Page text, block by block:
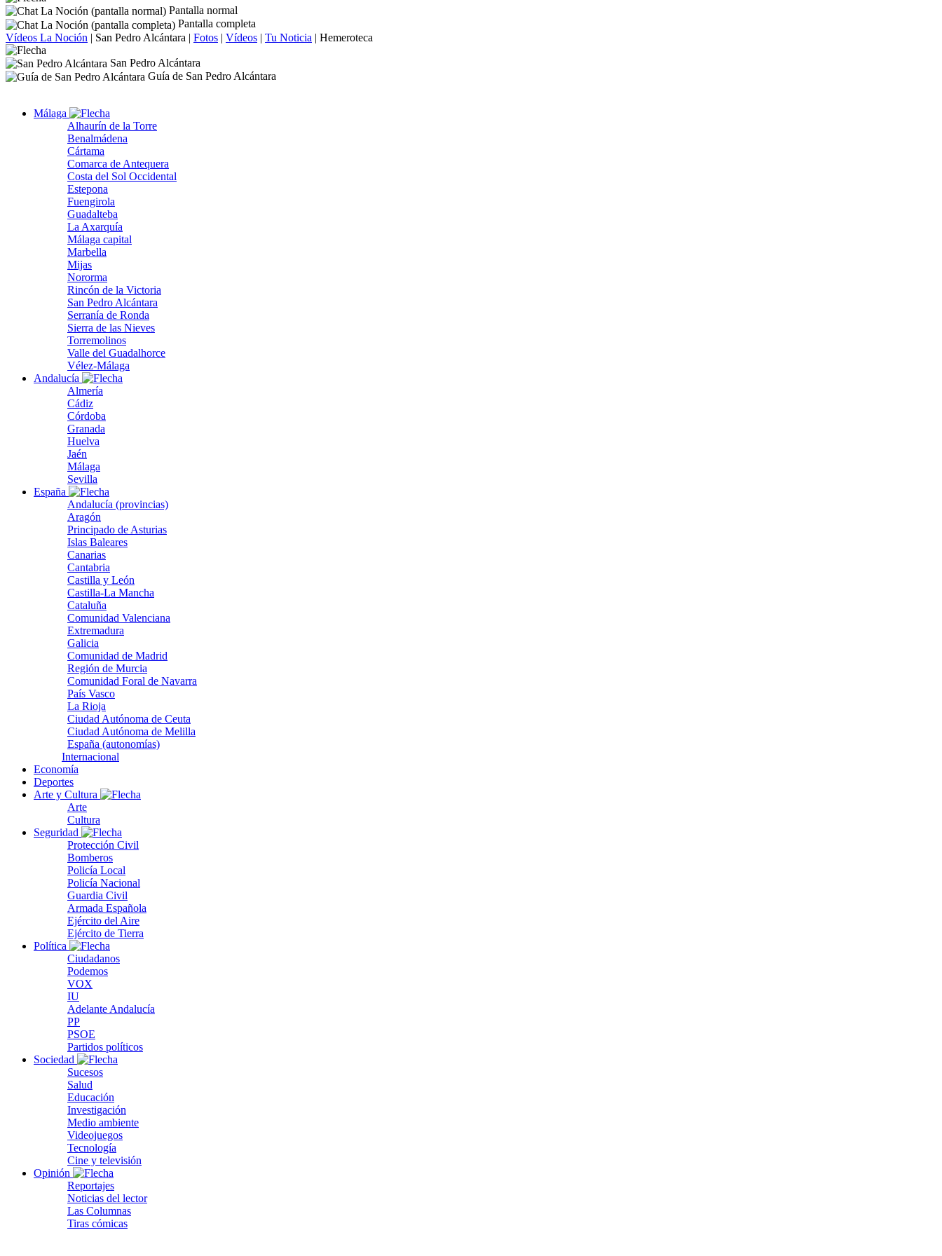
Pantalla normal
Pantalla completa
Vídeos La Noción | San Pedro Alcántara | Fotos | Vídeos | Tu Noticia | Hemeroteca
San Pedro Alcántara
Guía de San Pedro Alcántara
Málaga
Alhaurín de la Torre
Benalmádena
Cártama
Comarca de Antequera
Costa del Sol Occidental
Estepona
Fuengirola
Guadalteba
La Axarquía
Málaga capital
Marbella
Mijas
Nororma
Rincón de la Victoria
San Pedro Alcántara
Serranía de Ronda
Sierra de las Nieves
Torremolinos
Valle del Guadalhorce
Vélez-Málaga
Andalucía
Almería
Cádiz
Córdoba
Granada
Huelva
Jaén
Málaga
Sevilla
España
Andalucía (provincias)
Aragón
Principado de Asturias
Islas Baleares
Canarias
Cantabria
Castilla y León
Castilla-La Mancha
Cataluña
Comunidad Valenciana
Extremadura
Galicia
Comunidad de Madrid
Región de Murcia
Comunidad Foral de Navarra
País Vasco
La Rioja
Ciudad Autónoma de Ceuta
Ciudad Autónoma de Melilla
España (autonomías)
Internacional
Economía
Deportes
Arte y Cultura
Arte
Cultura
Seguridad
Protección Civil
Bomberos
Policía Local
Policía Nacional
Guardia Civil
Armada Española
Ejército del Aire
Ejército de Tierra
Política
Ciudadanos
Podemos
VOX
IU
Adelante Andalucía
PP
PSOE
Partidos políticos
Sociedad
Sucesos
Salud
Educación
Investigación
Medio ambiente
Videojuegos
Tecnología
Cine y televisión
Opinión
Reportajes
Noticias del lector
Las Columnas
Tiras cómicas